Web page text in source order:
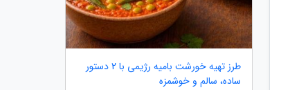
طرز تهیه خورشت بامیه رژیمی با 2 دستور
ساده، سالم و خوشمزه